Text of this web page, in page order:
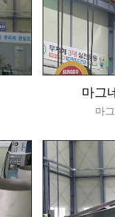
마그
마